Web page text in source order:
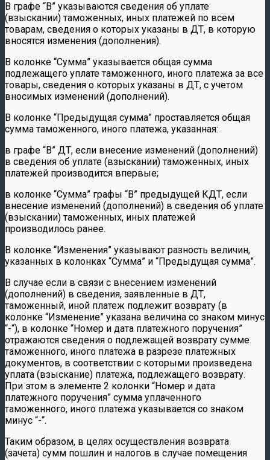
В графе “В” указываются сведения об уплате
(взыскании) таможенных, иных платежей по всем
товарам, сведения о которых указаны в ДТ, в которую
вносятся изменения (дополнения).
В колонке “Сумма” указывается общая сумма
подлежащего уплате таможенного, иного платежа за все
товары, сведения о которых указаны в ДТ, с учетом
вносимых изменений (дополнений).
В колонке “Предыдущая сумма” проставляется общая
сумма таможенного, иного платежа, указанная:
в графе “В” ДТ, если внесение изменений (дополнений)
в сведения об уплате (взыскании) таможенных, иных
платежей производится впервые;
в колонке “Сумма” графы “В” предыдущей КДТ, если
внесение изменений (дополнений) в сведения об уплате
(взыскании) таможенных, иных платежей
производилось ранее.
В колонке “Изменения” указывают разность величин,
указанных в колонках “Сумма” и “Предыдущая сумма”.
В случае если в связи с внесением изменений
(дополнений) в сведения, заявленные в ДТ,
таможенный, иной платеж подлежит возврату (в
колонке “Изменение” указана величина со знаком минус
“-“), в колонке “Номер и дата платежного поручения”
отражаются сведения о подлежащей возврату сумме
таможенного, иного платежа в разрезе платежных
документов, в соответствии с которыми произведена
уплата (взыскание) платежа, подлежащего возврату.
При этом в элементе 2 колонки “Номер и дата
платежного поручения” сумма уплаченного
таможенного, иного платежа указывается со знаком
минус “-“.
Таким образом, в целях осуществления возврата
(зачета) сумм пошлин и налогов в случае помещения